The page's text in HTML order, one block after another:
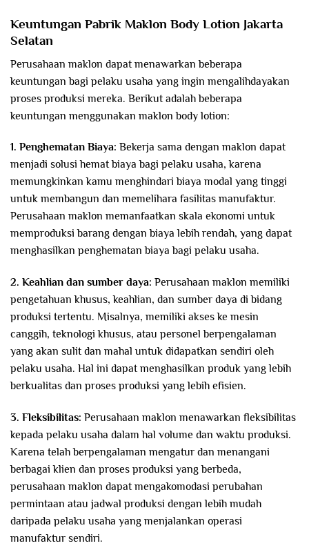
Keuntungan Pabrik Maklon Body Lotion Jakarta
Selatan
Perusahaan maklon dapat menawarkan beberapa
keuntungan bagi pelaku usaha yang ingin mengalihdayakan
proses produksi mereka. Berikut adalah beberapa
keuntungan menggunakan maklon body lotion:
1. Penghematan Biaya: Bekerja sama dengan maklon dapat
menjadi solusi hemat biaya bagi pelaku usaha, karena
memungkinkan kamu menghindari biaya modal yang tinggi
untuk membangun dan memelihara fasilitas manufaktur.
Perusahaan maklon memanfaatkan skala ekonomi untuk
memproduksi barang dengan biaya lebih rendah, yang dapat
menghasilkan penghematan biaya bagi pelaku usaha.
2. Keahlian dan sumber daya: Perusahaan maklon memiliki
pengetahuan khusus, keahlian, dan sumber daya di bidang
produksi tertentu. Misalnya, memiliki akses ke mesin
canggih, teknologi khusus, atau personel berpengalaman
yang akan sulit dan mahal untuk didapatkan sendiri oleh
pelaku usaha. Hal ini dapat menghasilkan produk yang lebih
berkualitas dan proses produksi yang lebih efisien.
3. Fleksibilitas: Perusahaan maklon menawarkan fleksibilitas
kepada pelaku usaha dalam hal volume dan waktu produksi.
Karena telah berpengalaman mengatur dan menangani
berbagai klien dan proses produksi yang berbeda,
perusahaan maklon dapat mengakomodasi perubahan
permintaan atau jadwal produksi dengan lebih mudah
daripada pelaku usaha yang menjalankan operasi
manufaktur sendiri.